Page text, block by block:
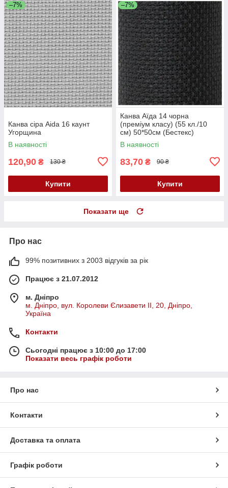
–7%
Канва сіра Aida 16 каунт
Угорщина
В наявності
120,90 ₴ 130 ₴
Купити
–7%
Канва Аїда 14 чорна
(преміум класу) (55 кл./10
см) 50*50см (Бестекс)
В наявності
83,70 ₴ 90 ₴
Купити
Показати ще
Про нас
99% позитивних з 2003 відгуків за рік
Працює з 21.07.2012
м. Дніпро
м. Дніпро, вул. Королеви Єлизавети ІІ, 20, Дніпро,
Україна
Контакти
Сьогодні працює з 10:00 до 17:00
Показати весь графік роботи
Про нас
Контакти
Доставка та оплата
Графік роботи